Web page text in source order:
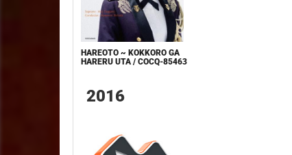
HAREOTO ~ KOKKORO GA
HARERU UTA / COCQ-85463
2016